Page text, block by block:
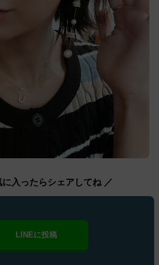
入ったらシェアしてね ／
LINEに投稿